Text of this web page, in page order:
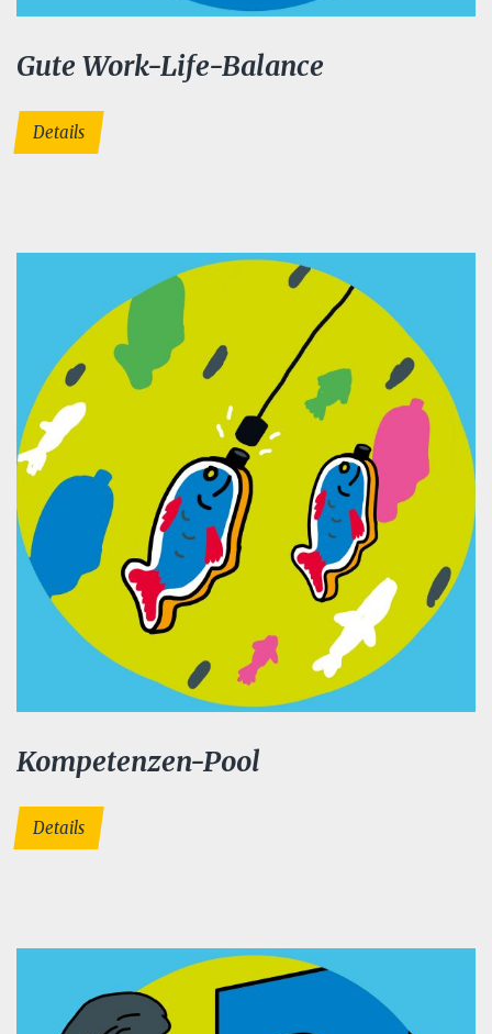
Gute Work-Life-Balance
Details
Kompetenzen-Pool
Details